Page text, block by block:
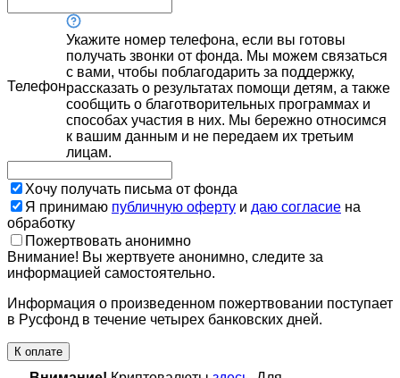
Телефон
Укажите номер телефона, если вы готовы
получать звонки от фонда. Мы можем связаться
с вами, чтобы поблагодарить за поддержку,
рассказать о результатах помощи детям, а также
сообщить о благотворительных программах и
способах участия в них. Мы бережно относимся
к вашим данным и не передаем их третьим
лицам.
Хочу получать письма от фонда
Я принимаю публичную оферту и даю согласие на
обработку
Пожертвовать анонимно
Внимание! Вы жертвуете анонимно, следите за
информацией самостоятельно.
Информация о произведенном пожертвовании поступает
в Русфонд в течение четырех банковских дней.
К оплате